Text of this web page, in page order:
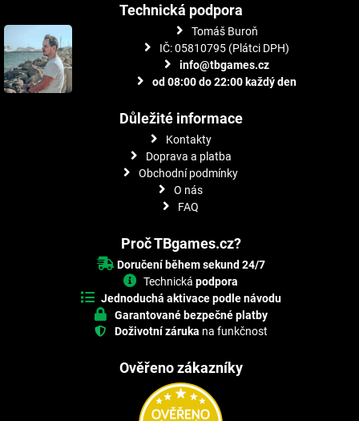
Technická podpora
Tomáš Buroň
IČ: 05810795 (Plátci DPH)
info@tbgames.cz
od 08:00 do 22:00 každý den
Důležité informace
Kontakty
Doprava a platba
Obchodní podmínky
O nás
FAQ
Proč TBgames.cz?
Doručení během sekund 24/7
Technickápodpora
Jednoduchá aktivace podle návodu
Garantované bezpečné platby
Doživotní záruka na funkčnost
Ověřeno zákazníky